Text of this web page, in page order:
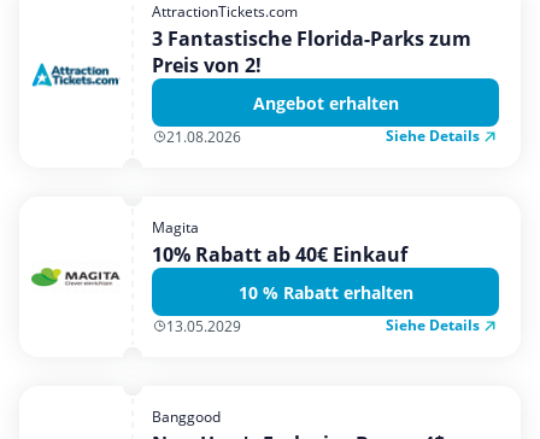
AttractionTickets.com
3 Fantastische Florida-Parks zum
Preis von 2!
Angebot erhalten
21.08.2026 Siehe Details
Magita
10% Rabatt ab 40€ Einkauf
10 % Rabatt erhalten
13.05.2029 Siehe Details
Banggood